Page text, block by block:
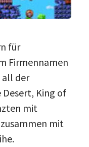
für
Firmennamen
all der
King of
mit
mit